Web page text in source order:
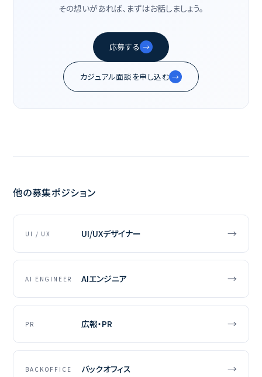
その想いがあれば、まずはお話しましょう。
応募する →
カジュアル面談を申し込む →
他の募集ポジション
UI / UX UI/UXデザイナー →
AI ENGINEER AIエンジニア →
PR 広報・PR →
BACKOFFICE バックオフィス →